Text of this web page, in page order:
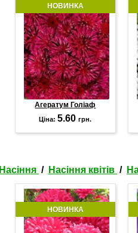
НОВИНКА
Агератум Голіаф
Ціна:5.60грн.
Насіння / Насіння квітів /
НОВИНКА